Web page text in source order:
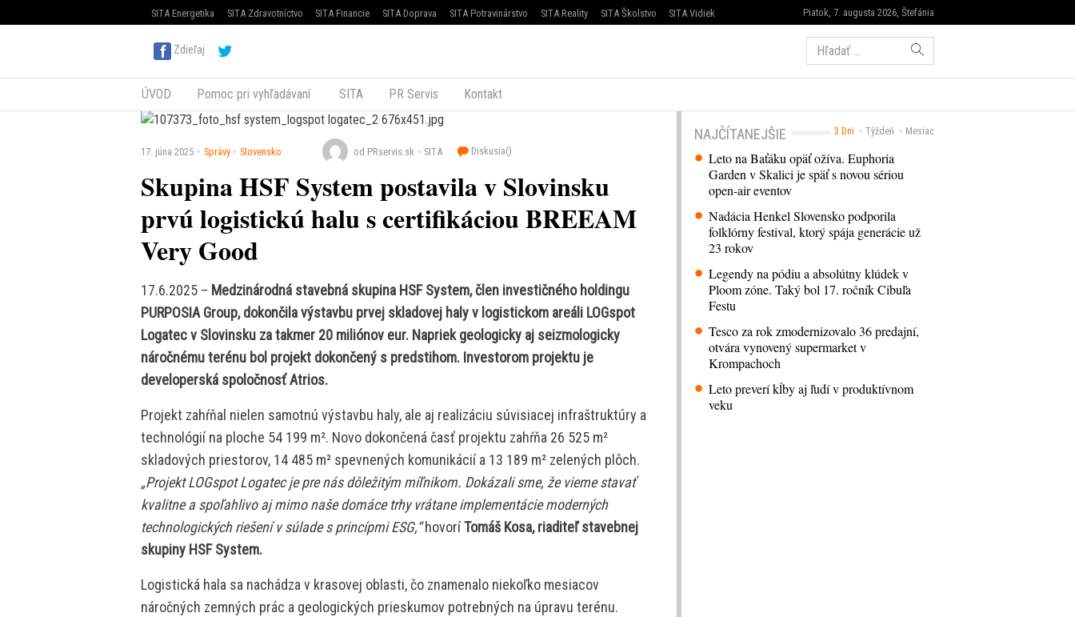
Piatok, 7. augusta 2026, Štefánia
SITA Energetika SITA Zdravotníctvo SITA Financie SITA Doprava SITA Potravinárstvo SITA Reality SITA Školstvo SITA Vidiek
Zdieľaj Hľadať:
ÚVOD Pomoc pri vyhľadávaní SITA PR Servis Kontakt
17. júna 2025 Správy Slovensko od PRservis.sk SITA Diskusia()
Skupina HSF System postavila v Slovinsku
prvú logistickú halu s certifikáciou BREEAM
Very Good
17.6.2025 – Medzinárodná stavebná skupina HSF System, člen investičného holdingu
PURPOSIA Group, dokončila výstavbu prvej skladovej haly v logistickom areáli LOGspot
Logatec v Slovinsku za takmer 20 miliónov eur. Napriek geologicky aj seizmologicky
náročnému terénu bol projekt dokončený s predstihom. Investorom projektu je
developerská spoločnosť Atrios.
Projekt zahŕňal nielen samotnú výstavbu haly, ale aj realizáciu súvisiacej infraštruktúry a
technológií na ploche 54 199 m². Novo dokončená časť projektu zahŕňa 26 525 m²
skladových priestorov, 14 485 m² spevnených komunikácií a 13 189 m² zelených plôch.
„Projekt LOGspot Logatec je pre nás dôležitým míľnikom. Dokázali sme, že vieme stavať
kvalitne a spoľahlivo aj mimo naše domáce trhy vrátane implementácie moderných
technologických riešení v súlade s princípmi ESG,“hovoríTomáš Kosa, riaditeľ stavebnej
skupiny HSF System.
Logistická hala sa nachádza v krasovej oblasti, čo znamenalo niekoľko mesiacov
náročných zemných prác a geologických prieskumov potrebných na úpravu terénu.
3 Dni Týždeň Mesiac
NAJČÍTANEJŠIE
Leto na Baťáku opäť ožíva. Euphoria
Garden v Skalici je späť s novou sériou
open-air eventov
Nadácia Henkel Slovensko podporila
folklórny festival, ktorý spája generácie už
23 rokov
Legendy na pódiu a absolútny klúdek v
Ploom zóne. Taký bol 17. ročník Cibuľa
Festu
Tesco za rok zmodernizovalo 36 predajní,
otvára vynovený supermarket v
Krompachoch
Leto preverí kĺby aj ľudí v produktívnom
veku